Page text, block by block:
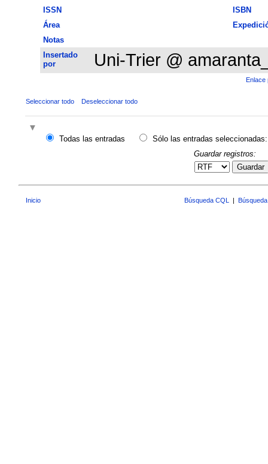
ISSN
ISBN
Área
Notas
Insertado
por
Uni-Trier @
Enlace
Seleccionar todo Deseleccionar todo
Todas las entradas
Sólo las entradas seleccionadas:
Guardar registros:
Guardar
Inicio Búsqueda CQL